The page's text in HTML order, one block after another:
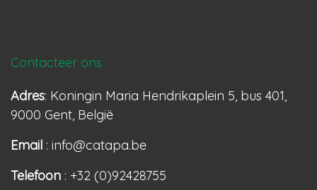
Contacteer ons
Adres: Koningin Maria Hendrikaplein 5, bus 401,
9000 Gent, België
Email : info@catapa.be
Telefoon : +32 (0)92428755